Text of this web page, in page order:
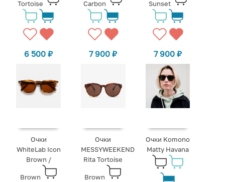
Tortoise
6 500₽
Carbon
7 900₽
Sunset
7 900₽
Очки
WhiteLab Icon
Brown /
Brown
Очки
MESSYWEEKEND
Rita Tortoise
Brown
Очки Komono
Matty Havana